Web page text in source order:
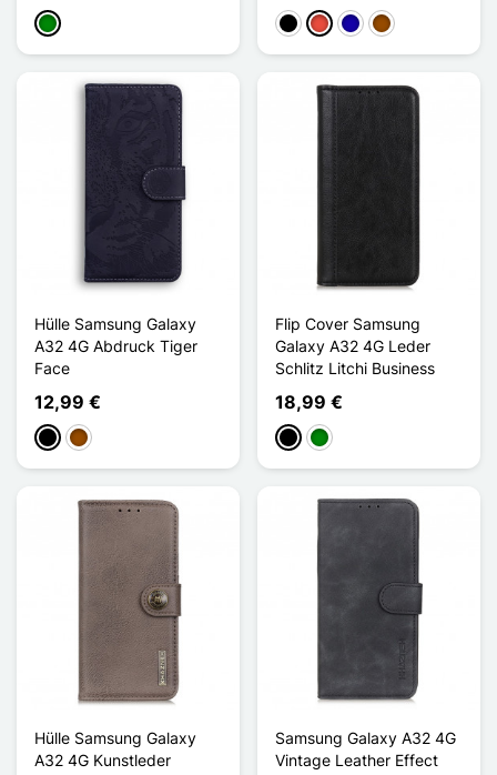
Grün Schwarz
Rot Dunkelblau
Braun
Hülle Samsung Galaxy
A32 4G Abdruck Tiger
Face
12,99 €
Schwarz
Braun
Flip Cover Samsung
Galaxy A32 4G Leder
Schlitz Litchi Business
18,99 €
Schwarz
Grün
Hülle Samsung Galaxy
A32 4G Kunstleder
Samsung Galaxy A32 4G
Vintage Leather Effect